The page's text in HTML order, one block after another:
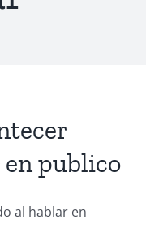
publico
al hablar en